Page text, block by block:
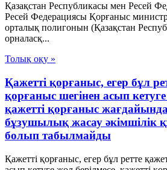
Қазақстан Республикасы мен Ресей
Ресей Федерациясы Қорғаныс
орталық полигонын (Қазақстан
орналасқ...
Толық оқу »
Қажетті қорғаныс, егер бұл
қорғаныс шегінен асып
қажетті қорғаныс
бұзушылық жасау
болып табылмайды
Қажетті қорғаныс, егер бұл ретте